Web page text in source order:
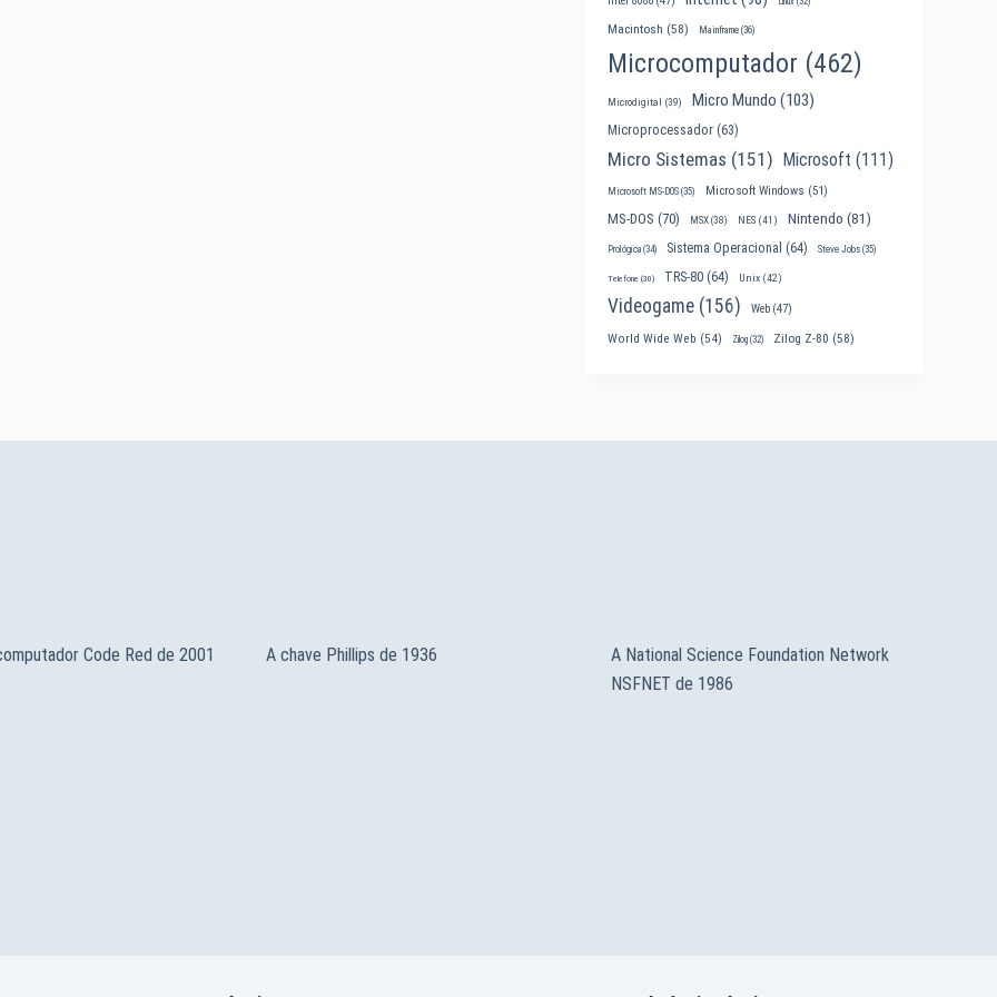
Macintosh (58) Mainframe (36)
Microcomputador (462)
Microdigital (39) Micro Mundo (103)
Microprocessador (63)
Micro Sistemas (151) Microsoft (111)
Microsoft MS-DOS (35) Microsoft Windows (51)
MS-DOS (70) MSX(38) NES (41) Nintendo (81)
Prológica (34) Sistema Operacional (64) Steve Jobs (35)
Telefone (30) TRS-80 (64) Unix (42)
Videogame (156) Web (47)
World Wide Web (54) Zilog (32) Zilog Z-80 (58)
Code Red de 2001 A chave Phillips de 1936
A National Science Foundation Network
NSFNET de 1986